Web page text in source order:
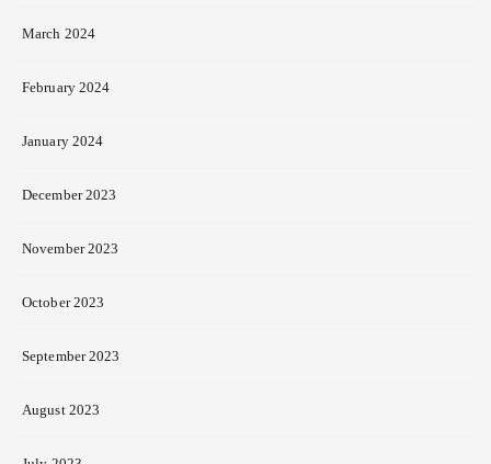
March 2024
February 2024
January 2024
December 2023
November 2023
October 2023
September 2023
August 2023